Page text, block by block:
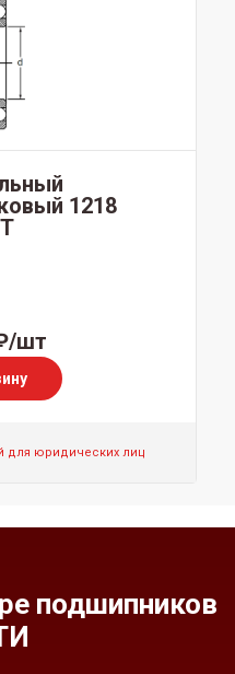
1218
шт
для юридических лиц
подшипников